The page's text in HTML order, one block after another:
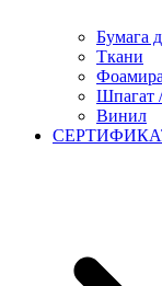
Бумага
Ткани
Шпагат
Винил